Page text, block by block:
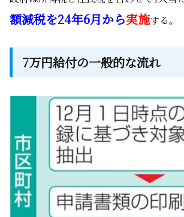
額減税を24年6月から実施する。
7万円給付の一般的な流れ